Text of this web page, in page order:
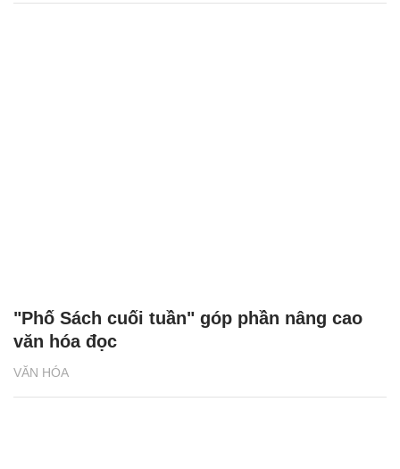
VĂN HÓA
"Phố Sách cuối tuần" góp phần nâng cao
văn hóa đọc